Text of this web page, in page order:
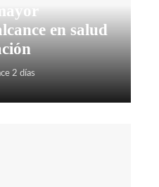
en salud
2 días